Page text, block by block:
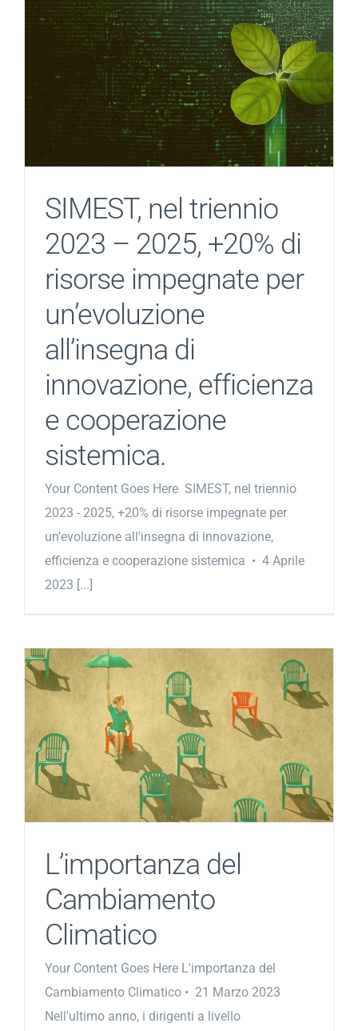
SIMEST, nel triennio
2023 – 2025, +20% di
risorse impegnate per
un’evoluzione
all’insegna di
innovazione, efficienza
e cooperazione
sistemica.
Your Content Goes Here SIMEST, nel triennio
2023 - 2025, +20% di risorse impegnate per
un'evoluzione all'insegna di innovazione,
efficienza e cooperazione sistemica • 4 Aprile
2023 [...]
L’importanza del
Cambiamento
Climatico
Your Content Goes Here L'importanza del
Cambiamento Climatico • 21 Marzo 2023
Nell'ultimo anno, i dirigenti a livello